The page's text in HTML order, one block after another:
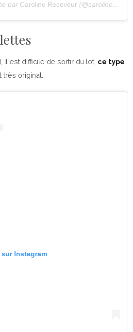
par Caroline Receveur (@carolinereceveur) le
il est difficile de sortir du lot, ce type
très original.
Instagram